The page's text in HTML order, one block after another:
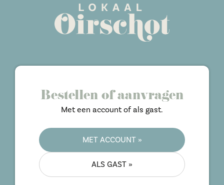
Bestellen of aanvragen
Met een account of als gast.
MET ACCOUNT »
ALS GAST »